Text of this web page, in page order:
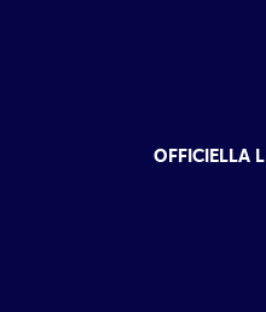
OFFICIELLA